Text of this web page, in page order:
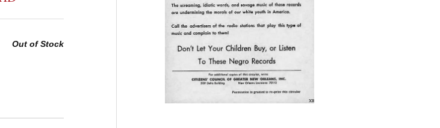
Out of Stock